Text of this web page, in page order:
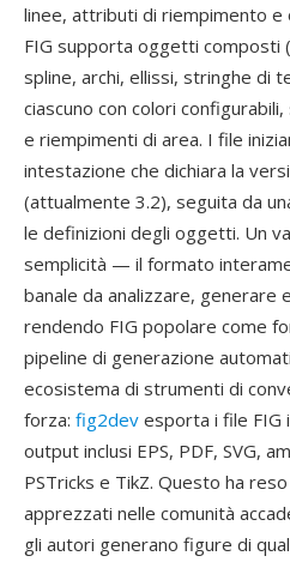
linee, attributi di riempimento
FIG supporta oggetti composti
spline, archi, ellissi, stringhe di
ciascuno con colori
e riempimenti di area. I file
intestazione che dichiara la
(attualmente 3.2), seguita da
le definizioni degli oggetti. Un
semplicità — il formato
banale da analizzare, generare
rendendo FIG popolare come
pipeline di generazione
ecosistema di strumenti di
forza: fig2dev esporta i file FIG
output inclusi EPS, PDF, SVG,
PSTricks e TikZ. Questo ha
apprezzati nelle comunità
gli autori generano figure di